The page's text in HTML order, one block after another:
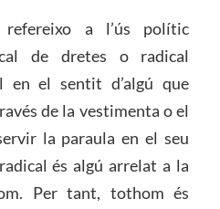
a l’ús polític
de dretes o radical
en el sentit d’algú que
de la vestimenta o el
la paraula en el seu
és algú arrelat a la
Per tant, tothom és